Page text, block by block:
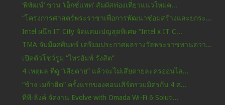
‘พิพัฒน์’ ชวน ‘เอ็กซ์แพท’ สัมผัสท่องเที่ยวแนวใหม่ค...
“โครงการศาสตร์พระราชาเพื่อการพัฒนาซ่อมสร้างและยกระ...
Intel ผนึก IT City จัดแคมเปญสุดพิเศษ “Intel x IT C...
TMA จับมือศศินทร์ เตรียมประกาศผลรางวัลพระราชทานควา...
เปิดตัวโชว์รูม “ไทรอัมพ์ รังสิต”
4 เหตุผล ที่ดู “เสียดาย” แล้วจะไม่เสียดายละครออนไล...
“ช้าง เมก้าฮิต” ครั้งแรกของคอนเสิร์ตรวมมิตรกับ 4 ศ...
ทีพี-ลิงค์ จัดงาน Evolve with Omada Wi-Fi 6 Soluti...